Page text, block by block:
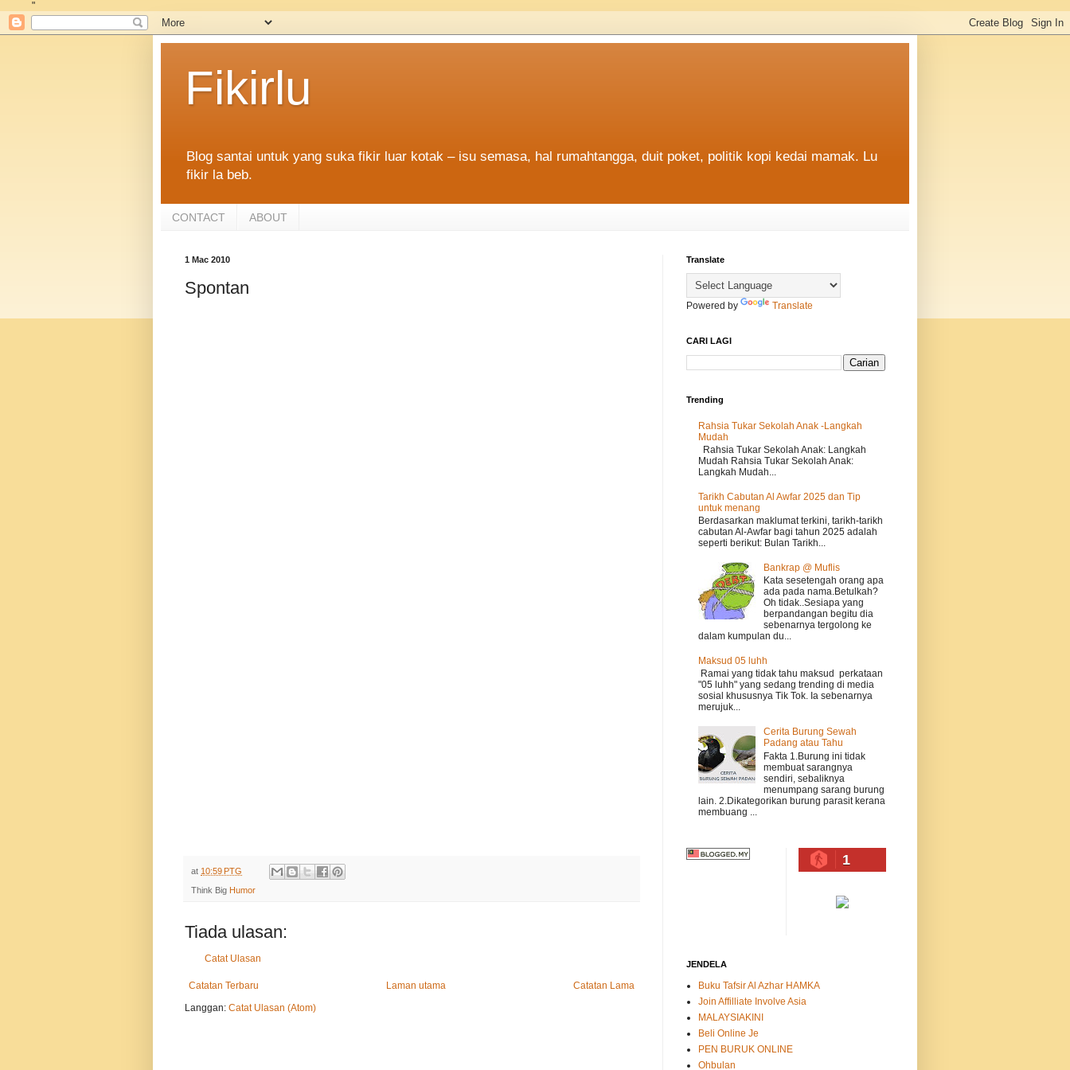
"
Fikirlu
Blog santai untuk yang suka fikir luar kotak – isu semasa, hal rumahtangga, duit poket, politik kopi kedai mamak. Lu
fikir la beb.
CONTACT ABOUT
1 Mac 2010
Spontan
at 10:59 PTG
Think Big Humor
Tiada ulasan:
Catat Ulasan
Catatan Terbaru Catatan Lama
Laman utama
Langgan: Catat Ulasan (Atom)
Translate
Powered by Translate
CARI LAGI
Trending
Rahsia Tukar Sekolah Anak -Langkah
Mudah
Rahsia Tukar Sekolah Anak: Langkah
Mudah Rahsia Tukar Sekolah Anak:
Langkah Mudah...
Tarikh Cabutan Al Awfar 2025 dan Tip
untuk menang
Berdasarkan maklumat terkini, tarikh-tarikh
cabutan Al-Awfar bagi tahun 2025 adalah
seperti berikut: Bulan Tarikh...
Bankrap @ Muflis
Kata sesetengah orang apa
ada pada nama.Betulkah?
Oh tidak..Sesiapa yang
berpandangan begitu dia
sebenarnya tergolong ke
dalam kumpulan du...
Maksud 05 luhh
Ramai yang tidak tahu maksud perkataan
"05 luhh" yang sedang trending di media
sosial khususnya Tik Tok. Ia sebenarnya
merujuk...
Cerita Burung Sewah
Padang atau Tahu
Fakta 1.Burung ini tidak
membuat sarangnya
sendiri, sebaliknya
menumpang sarang burung
lain. 2.Dikategorikan burung parasit kerana
membuang ...
1
JENDELA
Buku Tafsir Al Azhar HAMKA
Join Affilliate Involve Asia
MALAYSIAKINI
Beli Online Je
PEN BURUK ONLINE
Ohbulan